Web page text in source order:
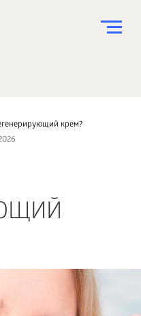
крем?